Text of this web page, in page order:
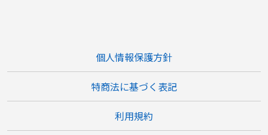
個人情報保護方針
特商法に基づく表記
利用規約